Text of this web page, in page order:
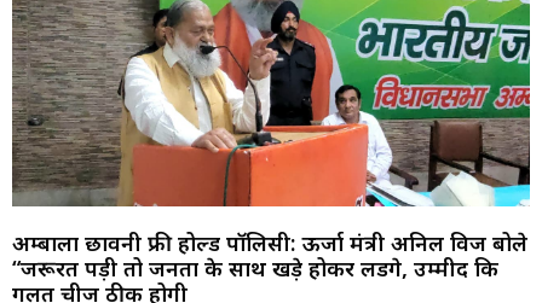
अम्बाला छावनी फ्री होल्ड पॉलिसी: ऊर्जा मंत्री अनिल विज बोले
“जरूरत पड़ी तो जनता के साथ खड़े होकर लडेंगे, उम्मीद कि
गलत चीजें ठीक होगी